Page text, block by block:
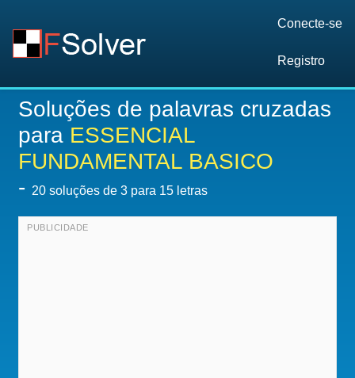
Conecte-se
Registro
Soluções de palavras cruzadas
para ESSENCIAL
FUNDAMENTAL BASICO
- 20 soluções de 3 para 15 letras